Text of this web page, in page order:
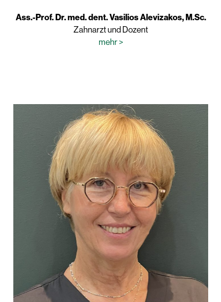
Ass.-Prof. Dr. med. dent. Vasilios Alevizakos, M.Sc.
Zahnarzt und Dozent
mehr >